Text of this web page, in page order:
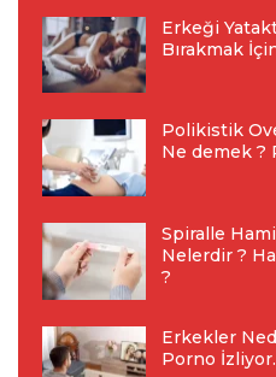
Erkeği
Bırakmak
Polikistik
Ne demek ?
Spiralle
Nelerdir ?
?
Erkekler
Porno